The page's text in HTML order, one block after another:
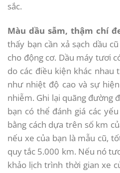
sắc.
Màu dầu sẫm, thậm chí
thấy bạn cần xả sạch dầu
cho động cơ. Dầu máy tươi
do các điều kiện khác nhau
như nhiệt độ cao và sự
nhiễm. Ghi lại quãng đường
bạn có thể đánh giá các
bằng cách dựa trên số km
nếu xe của bạn là mẫu cũ,
quy tắc 5.000 km. Nếu nó
khảo lịch trình thời gian xe